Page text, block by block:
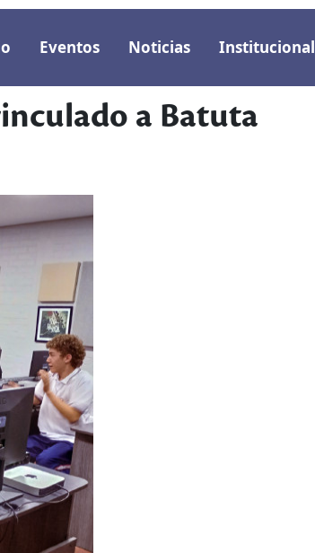
Eventos Noticias Institucional
a Batuta